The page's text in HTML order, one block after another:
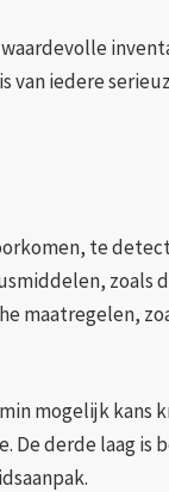
van iedere
te
zoals
maatregelen,
mogelijk kans
De derde laag is